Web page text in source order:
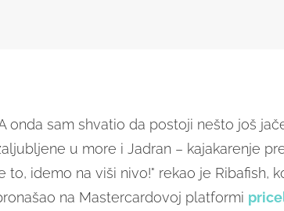
onda sam shvatio da postoji nešto još
u more i Jadran – kajakarenje
to, idemo na viši nivo!" rekao je Ribafish,
na Mastercardovoj platformi